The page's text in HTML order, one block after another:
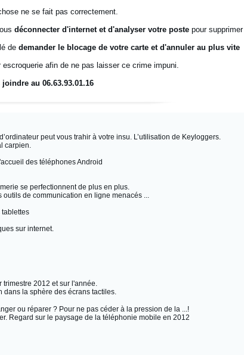
ne se fait pas correctement.
déconnecter d'internet et d'analyser votre poste pour supprimer
de demander le blocage de votre carte et d'annuler au plus vite
afin de ne pas laisser ce crime impuni.
au 06.63.93.01.16
peut vous trahir à votre insu. L’utilisation de Keyloggers.
carpien.
des téléphones Android
se perfectionnent de plus en plus.
de communication en ligne menacés ...
tablettes
sur internet.
trimestre 2012 et sur l'année.
dans la sphère des écrans tactiles.
ou réparer ? Pour ne pas céder à la pression de la ...!
Regard sur le paysage de la téléphonie mobile en 2012